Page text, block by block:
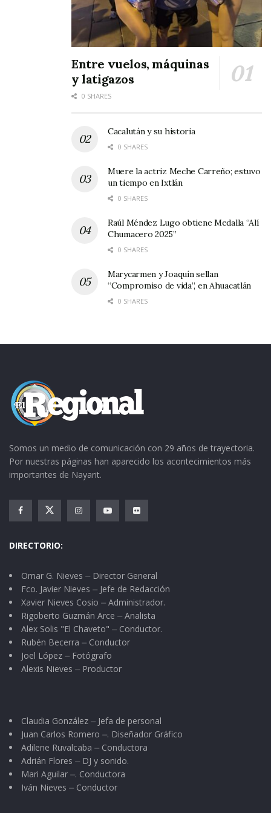
Entre vuelos, máquinas
y latigazos
0 SHARES
Cacalután y su historia
0 SHARES
Muere la actriz Meche Carreño; estuvo
un tiempo en Ixtlán
0 SHARES
Raúl Méndez Lugo obtiene Medalla “Alí
Chumacero 2025”
0 SHARES
Marycarmen y Joaquín sellan
“Compromiso de vida”, en Ahuacatlán
0 SHARES
Somos un medio de comunicación con 29 años de trayectoria.
Por nuestras páginas han aparecido los acontecimientos más
importantes de Nayarit.
DIRECTORIO:
Omar G. Nieves ⏤ Director General
Fco. Javier Nieves ⏤ Jefe de Redacción
Xavier Nieves Cosio ⏤ Administrador.
Rigoberto Guzmán Arce ⏤ Analista
Alex Solis "El Chaveto" ⏤ Conductor.
Rubén Becerra ⏤ Conductor
Joel López ⏤ Fotógrafo
Alexis Nieves ⏤ Productor
Claudia González ⏤ Jefa de personal
Juan Carlos Romero ⏤. Diseñador Gráfico
Adilene Ruvalcaba ⏤ Conductora
Adrián Flores ⏤ DJ y sonido.
Mari Aguilar ⏤. Conductora
Iván Nieves ⏤ Conductor